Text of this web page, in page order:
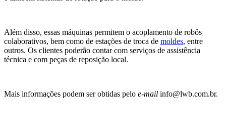
Além disso, essas máquinas permitem o acoplamento de robôs
colaborativos, bem como de estações de troca de moldes, entre
outros. Os clientes poderão contar com serviços de assistência
técnica e com peças de reposição local.
Mais informações podem ser obtidas pelo e-mail info@lwb.com.br.